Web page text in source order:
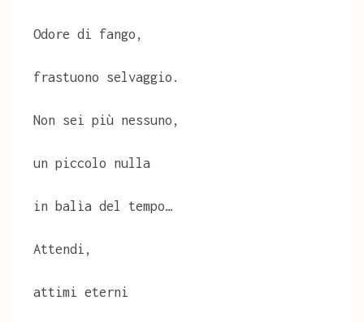
Odore di fango,
frastuono selvaggio.
Non sei più nessuno,
un piccolo nulla
in balìa del tempo…
Attendi,
attimi eterni